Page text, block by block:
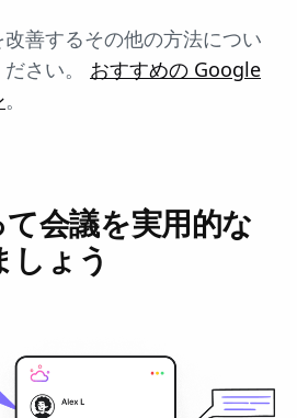
善するその他の方法につい
さい。 おすすめの Google
。
会議を実用的な
しょう